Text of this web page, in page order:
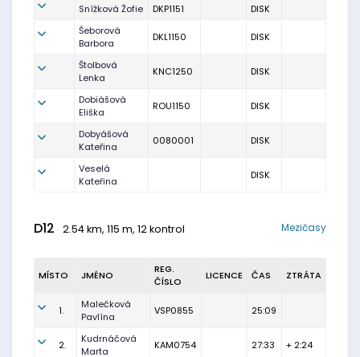
Snížková Žofie DKP1151
DISK
Šeborová
Barbora
DKL1150 DISK
Štolbová
Lenka
KNC1250 DISK
Dobiášová
Eliška
ROU1150 DISK
Dobyášová
Kateřina
0080001 DISK
Veselá
Kateřina
DISK
D12 2.54 km, 115 m, 12 kontrol Mezičasy
MÍSTO JMÉNO
REG.
ČÍSLO
LICENCE ČAS ZTRÁTA
1.
Malečková
Pavlína
VSP0855 25:09
2.
Kudrnáčová
Marta
KAM0754 27:33 + 2:24